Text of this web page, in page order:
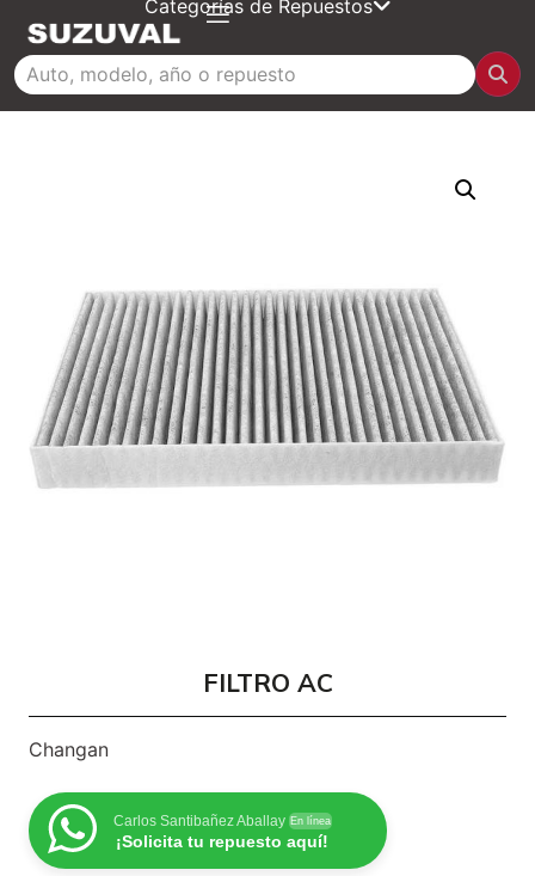
Categorías de Repuestos
FILTRO AC
Changan
Carlos Santibañez Aballay En línea
¡Solicita tu repuesto aquí!